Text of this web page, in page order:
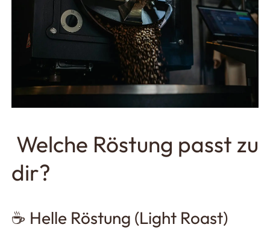
Welche Röstung passt zu
dir?
☕ Helle Röstung (Light Roast)